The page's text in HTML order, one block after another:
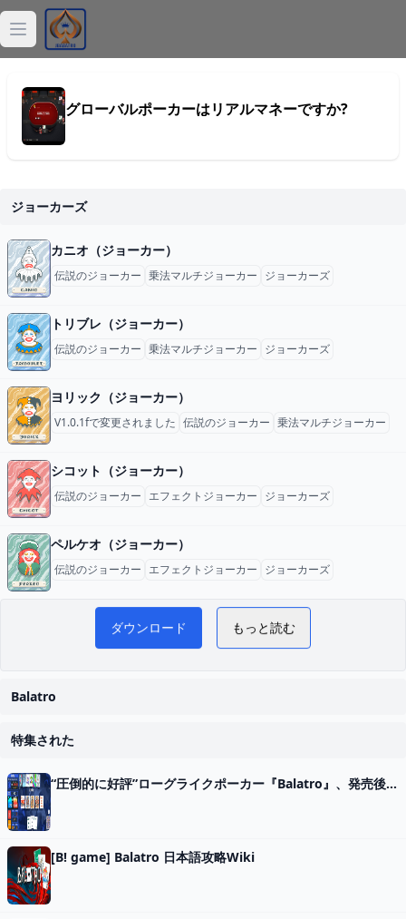
Open main menu
デッキ
グローバルポーカーはリアルマネーですか?
ジョーカーズ
カニオ（ジョーカー）
伝説のジョーカー 乗法マルチジョーカー ジョーカーズ
トリブレ（ジョーカー）
伝説のジョーカー 乗法マルチジョーカー ジョーカーズ
ヨリック（ジョーカー）
V1.0.1fで変更されました 伝説のジョーカー 乗法マルチジョーカー
シコット（ジョーカー）
伝説のジョーカー エフェクトジョーカー ジョーカーズ
ペルケオ（ジョーカー）
伝説のジョーカー エフェクトジョーカー ジョーカーズ
Balatro 日本語攻略 WiKi
ダウンロード もっと読む
Balatro
特集された
“圧倒的に好評”ローグライクポーカー『Balatro』、発売後3日で売上25万本達成。インフレさせまくりポーカー、口コミ広まりロケットスタート - AUTOMATON
[B! game] Balatro 日本語攻略Wiki